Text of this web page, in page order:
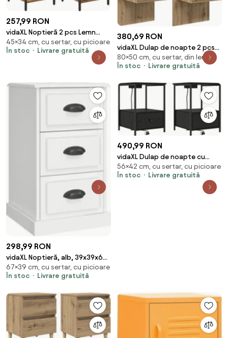
257,99 RON
vidaXL Noptieră 2 pcs Lemn
vechi 34 x 35,5 x 45 cm Lemn
compozit
45×34 cm, cu sertar, cu picioare
În stoc
Livrare gratuită
380,69 RON
vidaXL Dulap de noapte 2 pcs
Stejar Artizanal 50 x 32,5 x
80cm
80×50 cm, cu sertar, din lemn
În stoc
Livrare gratuită
298,99 RON
vidaXL Noptieră, alb, 39x39x67
cm, lemn prelucrat
67×39 cm, cu sertar, cu picioare
În stoc
Livrare gratuită
490,99 RON
vidaXL Dulap de noapte cu
sertar 2 pcs Stejar Negru 42 x
41 x 56 cm
56×42 cm, cu sertar, cu picioare
În stoc
Livrare gratuită